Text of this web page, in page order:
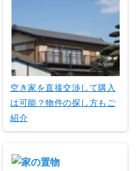
空き家を直接交渉して購入
は可能？物件の探し方もご
紹介